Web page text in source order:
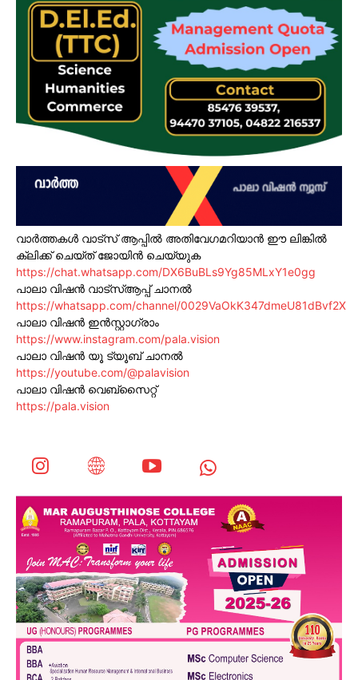
വാർത്തകൾ വാട്സ് ആപ്പിൽ അതിവേഗമറിയാൻ ഈ ലിങ്കിൽ
ക്ലിക്ക് ചെയ്ത് ജോയിൻ ചെയ്യുക
https://chat.whatsapp.com/DX6BuBLs9Yg85MLxY1e0gg
പാലാ വിഷൻ വാട്സ്ആപ്പ് ചാനൽ
https://whatsapp.com/channel/0029VaOkK347dmeU81dBvf2X
പാലാ വിഷൻ ഇൻസ്റ്റാഗ്രാം
https://www.instagram.com/pala.vision
പാലാ വിഷൻ യൂ ട്യൂബ് ചാനൽ
https://youtube.com/@palavision
പാലാ വിഷൻ വെബ്സൈറ്റ്
https://pala.vision